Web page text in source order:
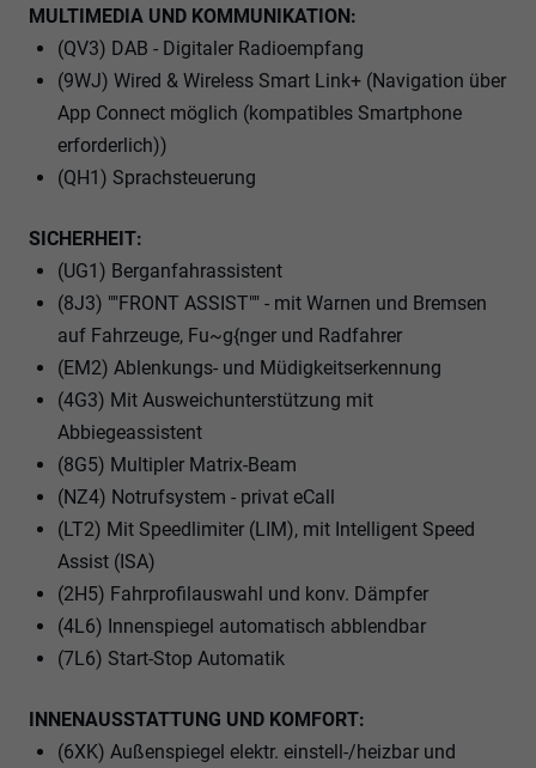
MULTIMEDIA UND KOMMUNIKATION:
(QV3) DAB - Digitaler Radioempfang
(9WJ) Wired & Wireless Smart Link+ (Navigation über
App Connect möglich (kompatibles Smartphone
erforderlich))
(QH1) Sprachsteuerung
SICHERHEIT:
(UG1) Berganfahrassistent
(8J3) ""FRONT ASSIST"" - mit Warnen und Bremsen
auf Fahrzeuge, Fu~g{nger und Radfahrer
(EM2) Ablenkungs- und Müdigkeitserkennung
(4G3) Mit Ausweichunterstützung mit
Abbiegeassistent
(8G5) Multipler Matrix-Beam
(NZ4) Notrufsystem - privat eCall
(LT2) Mit Speedlimiter (LIM), mit Intelligent Speed
Assist (ISA)
(2H5) Fahrprofilauswahl und konv. Dämpfer
(4L6) Innenspiegel automatisch abblendbar
(7L6) Start-Stop Automatik
INNENAUSSTATTUNG UND KOMFORT:
(6XK) Außenspiegel elektr. einstell-/heizbar und